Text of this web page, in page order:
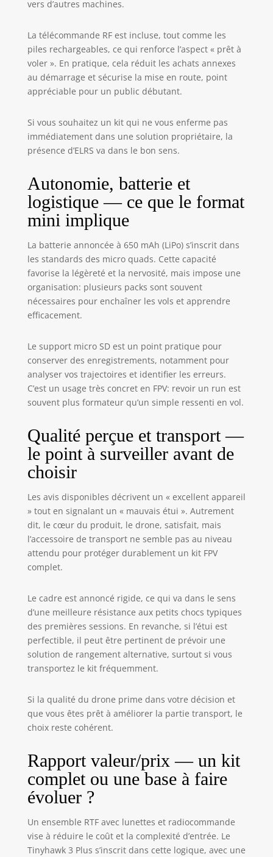
new E8
transmitter,
providing a fully
customizable
flying experience
Equipped with a
powerful receiver,
the Transporter 2
pristine high-
definition video
feed, delivering
the clearest
And with the
built-in DVR, you
can capture your
FPV flights in
stunning HD,
review them, or
footage with
others. ✈Taking
control to the next
level, the E8
transmitter,
featuring high-
guarantees
unmatched
precision and
drone control. The
E8 Transmitter is
the perfect
companion for the
Tinyhawk III Plus
experience with
its cutting-edge
ELRS (ExpressLRS)
transmitter
protocol. ELRS is
renowned for its
reliability,
ensuring that your
lightning-fast
responsiveness.
vers d’autres machines.
La télécommande RF est incluse, tout comme les
piles rechargeables, ce qui renforce l’aspect « prêt à
voler ». En pratique, cela réduit les achats annexes
au démarrage et sécurise la mise en route, point
appréciable pour un public débutant.
Si vous souhaitez un kit qui ne vous enferme pas
immédiatement dans une solution propriétaire, la
présence d’ELRS va dans le bon sens.
Autonomie, batterie et
logistique — ce que le format
mini implique
La batterie annoncée à 650 mAh (LiPo) s’inscrit dans
les standards des micro quads. Cette capacité
favorise la légèreté et la nervosité, mais impose une
organisation: plusieurs packs sont souvent
nécessaires pour enchaîner les vols et apprendre
efficacement.
Le support micro SD est un point pratique pour
conserver des enregistrements, notamment pour
analyser vos trajectoires et identifier les erreurs.
C’est un usage très concret en FPV: revoir un run est
souvent plus formateur qu’un simple ressenti en vol.
Qualité perçue et transport —
le point à surveiller avant de
choisir
Les avis disponibles décrivent un « excellent appareil
» tout en signalant un « mauvais étui ». Autrement
dit, le cœur du produit, le drone, satisfait, mais
l’accessoire de transport ne semble pas au niveau
attendu pour protéger durablement un kit FPV
complet.
Le cadre est annoncé rigide, ce qui va dans le sens
d’une meilleure résistance aux petits chocs typiques
des premières sessions. En revanche, si l’étui est
perfectible, il peut être pertinent de prévoir une
solution de rangement alternative, surtout si vous
transportez le kit fréquemment.
Si la qualité du drone prime dans votre décision et
que vous êtes prêt à améliorer la partie transport, le
choix reste cohérent.
Rapport valeur/prix — un kit
complet ou une base à faire
évoluer ?
Un ensemble RTF avec lunettes et radiocommande
vise à réduire le coût et la complexité d’entrée. Le
Tinyhawk 3 Plus s’inscrit dans cette logique, avec une